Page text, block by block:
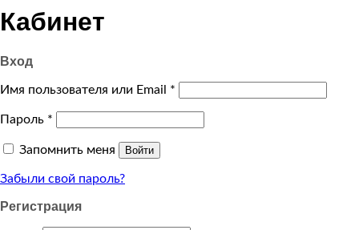
Кабинет
Вход
Имя пользователя или Email *
Пароль *
Запомнить меня Войти
Забыли свой пароль?
Регистрация